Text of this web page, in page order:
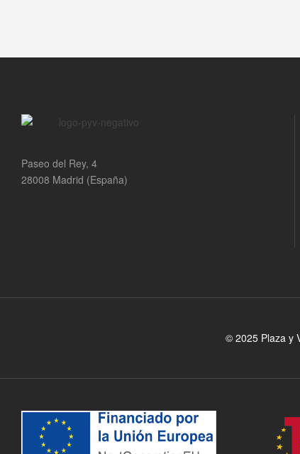
Paseo del Rey, 4
28008 Madrid (España)
© 2025 Plaza y